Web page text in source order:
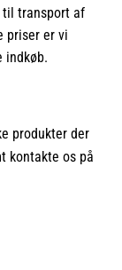
til transport af
priser er vi
indkøb.
produkter der
kontakte os på